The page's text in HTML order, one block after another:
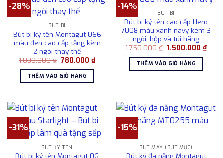
-28%
BÚT BI
Bút bi ký tên Montagut 066
màu đen cao cấp tặng kèm
2 ngòi thay thế
1.080.000₫ Giá
là:
1.080.000 ₫.
780.000₫Giá
THÊM VÀO GIỎ HÀNG
-14%
BÚT BI
Bút bi ký tên cao cấp Hero
7008 màu xanh navy kèm 3
ngòi, hộp và túi hãng
1.750.000₫ Giá
là:
1.750.000 ₫.
1.500.000₫Giá
THÊM VÀO GIỎ HÀNG
-31%
BÚT KÝ TÊN
Bút bi ký tên Montagut 06
-15%
BÚT MÁY (BÚT MỰC)
Bút ký đa năng Montagut